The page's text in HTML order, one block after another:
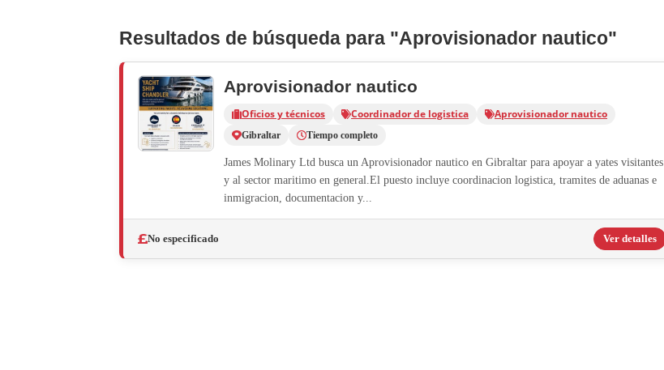
Resultados de búsqueda para "Aprovisionador nautico"
Aprovisionador nautico
Oficios y técnicos Coordinador de logistica Aprovisionador nautico
Gibraltar Tiempo completo
James Molinary Ltd busca un Aprovisionador nautico en Gibraltar para apoyar a yates visitantes
y al sector maritimo en general.El puesto incluye coordinacion logistica, tramites de aduanas e
inmigracion, documentacion y...
No especificado Ver detalles